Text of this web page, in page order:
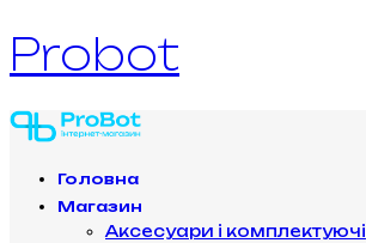
Probot
Головна
Магазин
Аксесуари і комплектуючі